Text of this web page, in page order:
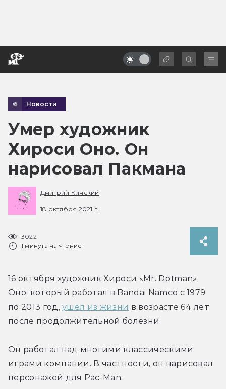
Новости
Умер художник
Хироси Оно. Он
нарисовал Пакмана
Дмитрий Кинский
18 октября 2021 г.
3022
1 минута на чтение
16 октября художник Хироси «Mr. Dotman»
Оно, который работал в Bandai Namco с 1979
по 2013 год, ушел из жизни в возрасте 64 лет
после продолжительной болезни.
Он работал над многими классическими
играми компании. В частности, он нарисовал
персонажей для Pac-Man.